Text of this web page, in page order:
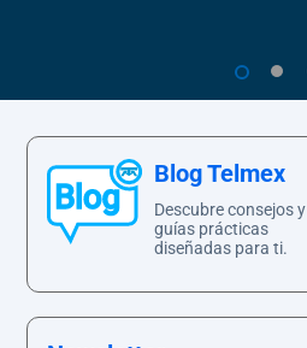
1
Blog Telmex
Descubre consejos y
guías prácticas
diseñadas para ti.